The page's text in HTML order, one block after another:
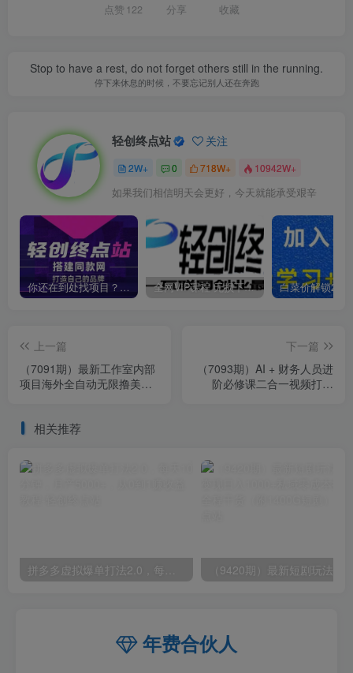
点赞 122 分享 收藏
Stop to have a rest, do not forget others still in the running.
停下来休息的时候，不要忘记别人还在奔跑
轻创终点站 关注
2W+ 0 718W+ 10942W+
如果我们相信明天会更好，今天就能承受艰辛
你还在到处找项目？还在当韭菜？我靠卖项目一个月收入5万+，曾经我也是个失败者。 全网VIP课程 无损下载~
上一篇
（7091期）最新工作室内部
项目海外全自动无限撸美金
下一篇
（7093期）AI + 财务人员进
阶必修课二合一视频打包
相关推荐
年费合伙人